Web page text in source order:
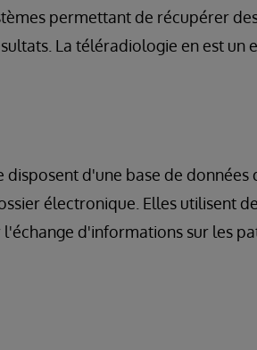
permettant de récupérer
La téléradiologie en est un
disposent d'une base de
électronique. Elles utilisent
d'informations sur les